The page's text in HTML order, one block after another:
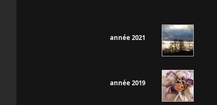
année 2021
année 2019